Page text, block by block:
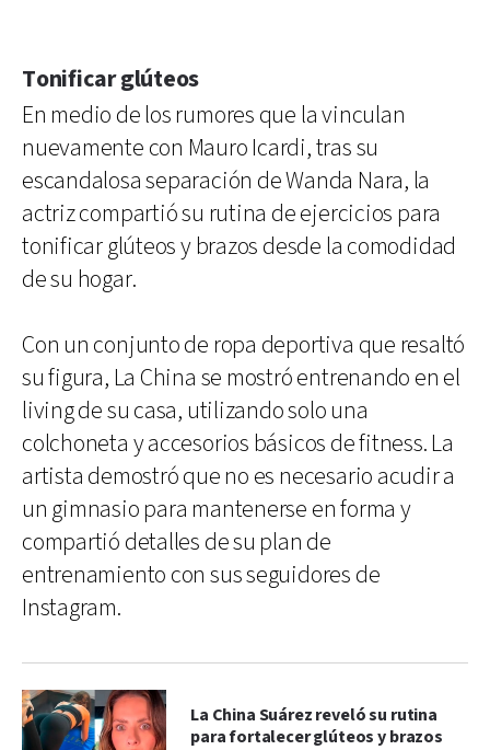
Tonificar glúteos
En medio de los rumores que la vinculan
nuevamente con Mauro Icardi, tras su
escandalosa separación de Wanda Nara, la
actriz compartió su rutina de ejercicios para
tonificar glúteos y brazos desde la comodidad
de su hogar.
Con un conjunto de ropa deportiva que resaltó
su figura, La China se mostró entrenando en el
living de su casa, utilizando solo una
colchoneta y accesorios básicos de fitness. La
artista demostró que no es necesario acudir a
un gimnasio para mantenerse en forma y
compartió detalles de su plan de
entrenamiento con sus seguidores de
Instagram.
La China Suárez reveló su rutina
para fortalecer glúteos y brazos